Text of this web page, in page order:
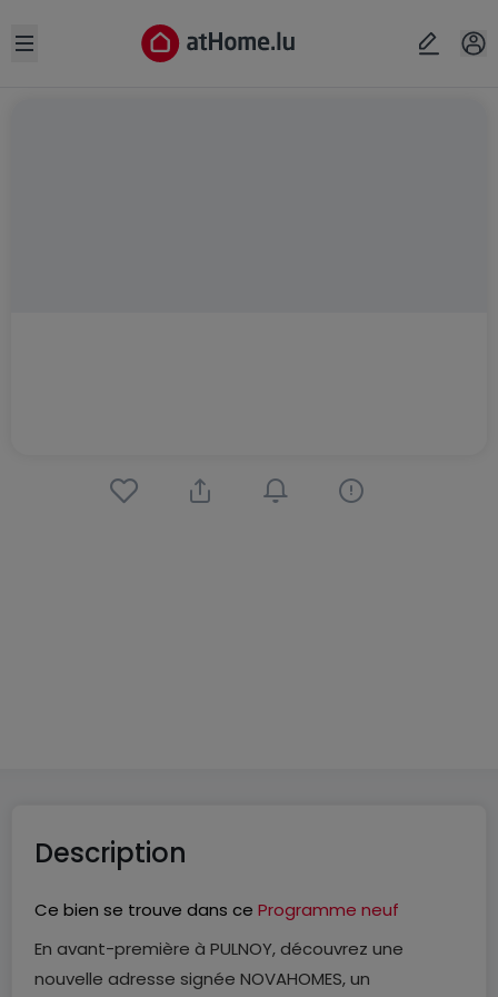
Open sidebar
Description
Ce bien se trouve dans ce Programme neuf
En avant-première à PULNOY, découvrez une
nouvelle adresse signée NOVAHOMES, un